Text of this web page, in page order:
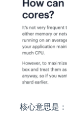
核心意思是：